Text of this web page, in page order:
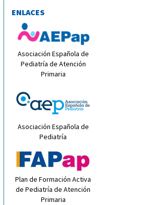
ENLACES
Asociación Española de
Pediatría de Atención
Primaria
Asociación Española de
Pediatría
Plan de Formación Activa
de Pediatría de Atención
Primaria